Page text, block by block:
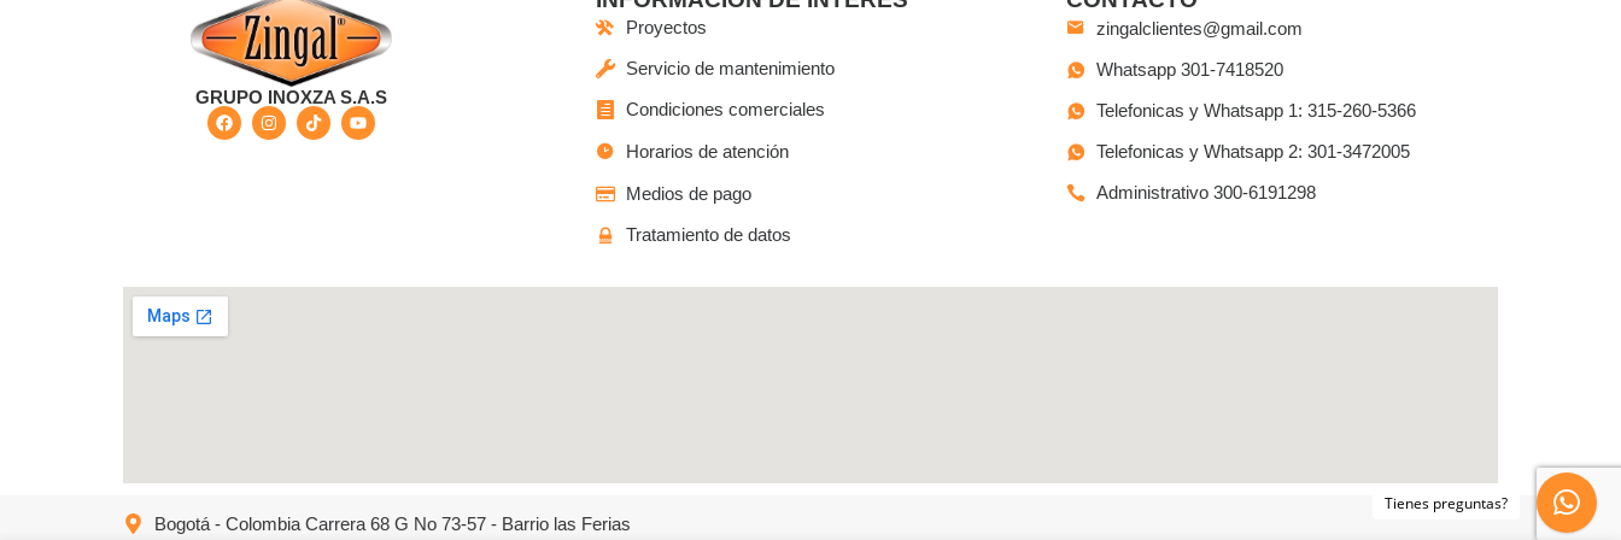
GRUPO INOXZA S.A.S
Proyectos
Servicio de mantenimiento
Condiciones comerciales
Horarios de atención
Medios de pago
Tratamiento de datos
zingalclientes@gmail.com
Whatsapp 301-7418520
Telefonicas y Whatsapp 1: 315-260-5366
Telefonicas y Whatsapp 2: 301-3472005
Administrativo 300-6191298
Bogotá - Colombia Carrera 68 G No 73-57 - Barrio las Ferias
Tienes preguntas?